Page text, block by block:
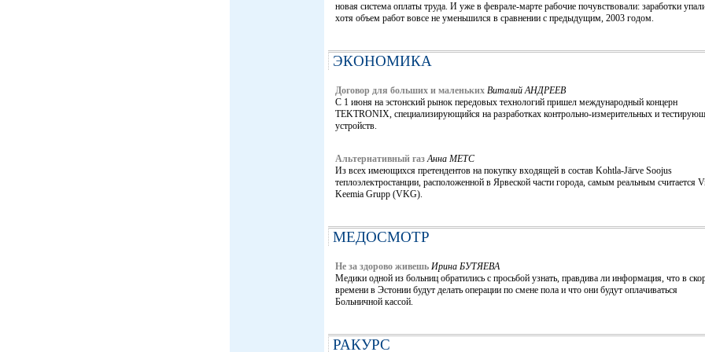
новая система оплаты труда. И уже в феврале-марте рабочие почувствовали: заработки
хотя объем работ вовсе не уменьшился в сравнении с предыдущим, 2003 годом.
ЭКОНОМИКА
Договор для больших и маленьких Виталий АНДРЕЕВ
С 1 июня на эстонский рынок передовых технологий пришел международный концерн
TEKTRONIX, специализирующийся на разработках контрольно-измерительных и
устройств.
Альтернативный газ Анна МЕТС
Из всех имеющихся претендентов на покупку входящей в состав Kohtla-Järve Soojus
теплоэлектростанции, расположенной в Ярвеской части города, самым реальным считается
Keemia Grupp (VKG).
МЕДОСМОТР
Не за здорово живешь Ирина БУТЯЕВА
Медики одной из больниц обратились с просьбой узнать, правдива ли информация, что в
времени в Эстонии будут делать операции по смене пола и что они будут оплачиваться
Больничной кассой.
РАКУРС